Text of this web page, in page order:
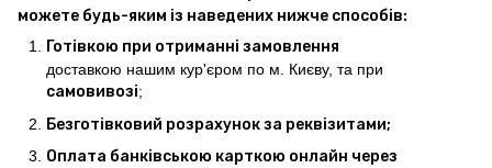
можете будь-яким із наведених нижче способів:
Готівкою при отриманні замовлення
доставкою нашим кур'єром по м. Києву, та при
самовивозі;
Безготівковий розрахунок за реквізитами;
Оплата банківською карткою онлайн через